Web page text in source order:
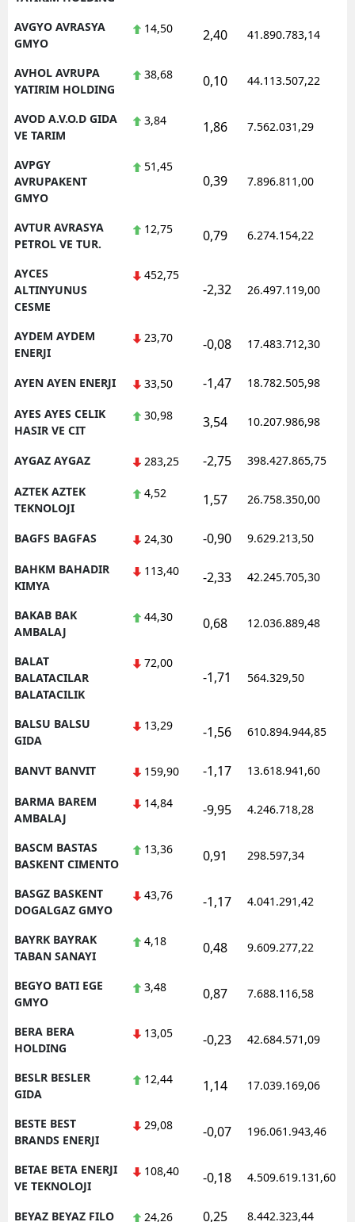
AVGYO AVRASYA
GMYO
14,50 2,40 41.890.783,14
AVHOL AVRUPA
YATIRIM HOLDING
38,68 0,10 44.113.507,22
AVOD A.V.O.D GIDA
VE TARIM
3,84 1,86 7.562.031,29
AVPGY
AVRUPAKENT
GMYO
51,45
0,39 7.896.811,00
AVTUR AVRASYA
PETROL VE TUR.
12,75 0,79 6.274.154,22
AYCES
ALTINYUNUS
CESME
452,75
-2,32 26.497.119,00
AYDEM AYDEM
ENERJI
23,70 -0,08 17.483.712,30
AYEN AYEN ENERJI 33,50 -1,47 18.782.505,98
AYES AYES CELIK
HASIR VE CIT
30,98 3,54 10.207.986,98
AYGAZ AYGAZ 283,25 -2,75 398.427.865,75
AZTEK AZTEK
TEKNOLOJI
4,52 1,57 26.758.350,00
BAGFS BAGFAS 24,30 -0,90 9.629.213,50
BAHKM BAHADIR
KIMYA
113,40 -2,33 42.245.705,30
BAKAB BAK
AMBALAJ
44,30 0,68 12.036.889,48
BALAT
BALATACILAR
BALATACILIK
72,00
-1,71 564.329,50
BALSU BALSU
GIDA
13,29 -1,56 610.894.944,85
BANVT BANVIT 159,90 -1,17 13.618.941,60
BARMA BAREM
AMBALAJ
14,84 -9,95 4.246.718,28
BASCM BASTAS
BASKENT CIMENTO
13,36 0,91 298.597,34
BASGZ BASKENT
DOGALGAZ GMYO
43,76 -1,17 4.041.291,42
BAYRK BAYRAK
TABAN SANAYI
4,18 0,48 9.609.277,22
BEGYO BATI EGE
GMYO
3,48 0,87 7.688.116,58
BERA BERA
HOLDING
13,05 -0,23 42.684.571,09
BESLR BESLER
GIDA
12,44 1,14 17.039.169,06
BESTE BEST
BRANDS ENERJI
29,08 -0,07 196.061.943,46
BETAE BETA ENERJI
VE TEKNOLOJI
108,40 -0,18 4.509.619.131,60
BEYAZ BEYAZ FILO 24,26 0,25 8.442.323,44